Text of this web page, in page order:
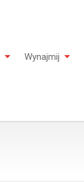
Wynajmij